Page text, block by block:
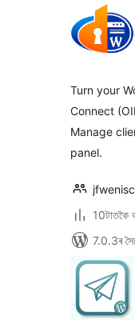
Turn your
Connect
Manage
panel.
10টাতকৈ
7.0.3ৰ